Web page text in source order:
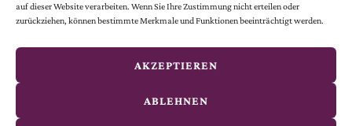
auf dieser Website verarbeiten. Wenn Sie Ihre Zustimmung nicht erteilen oder
zurückziehen, können bestimmte Merkmale und Funktionen beeinträchtigt werden.
AKZEPTIEREN
ABLEHNEN
© 2024 Österreichische Gesellschaft vom Goldenen Kreuze.
Alle Rechte vorbehalten.